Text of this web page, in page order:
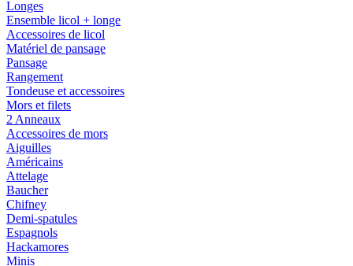
Longes
Ensemble licol + longe
Accessoires de licol
Matériel de pansage
Pansage
Rangement
Tondeuse et accessoires
Mors et filets
2 Anneaux
Accessoires de mors
Aiguilles
Américains
Attelage
Baucher
Chifney
Demi-spatules
Espagnols
Hackamores
Minis